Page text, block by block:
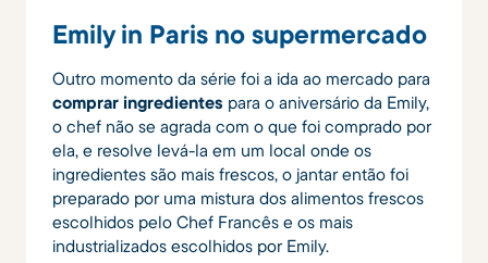
Emily in Paris no supermercado
Outro momento da série foi a ida ao mercado para
comprar ingredientes para o aniversário da Emily,
o chef não se agrada com o que foi comprado por
ela, e resolve levá-la em um local onde os
ingredientes são mais frescos, o jantar então foi
preparado por uma mistura dos alimentos frescos
escolhidos pelo Chef Francês e os mais
industrializados escolhidos por Emily.